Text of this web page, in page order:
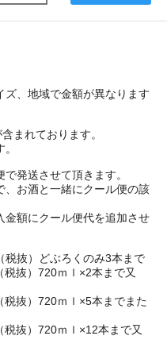
、地域で金額が異なります
まれております。
発送させて頂きます。
、お酒と一緒にクール便の該
金額にクール便代を追加させ
抜）どぶろくのみ3本まで
抜）720ｍｌ×2本まで又
抜）720ｍｌ×5本までまた
抜）720ｍｌ×12本まで又